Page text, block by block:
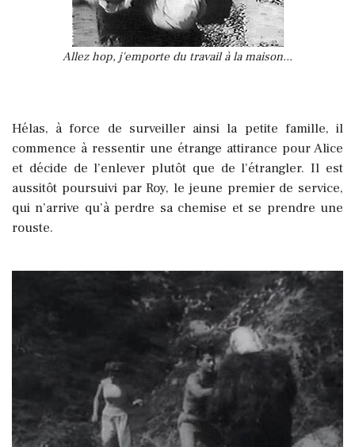
Allez hop, j'emporte du travail à la maison...
Hélas, à force de surveiller ainsi la petite famille, il
commence à ressentir une étrange attirance pour Alice
et décide de l’enlever plutôt que de l’étrangler. Il est
aussitôt poursuivi par Roy, le jeune premier de service,
qui n’arrive qu’à perdre sa chemise et se prendre une
rouste.